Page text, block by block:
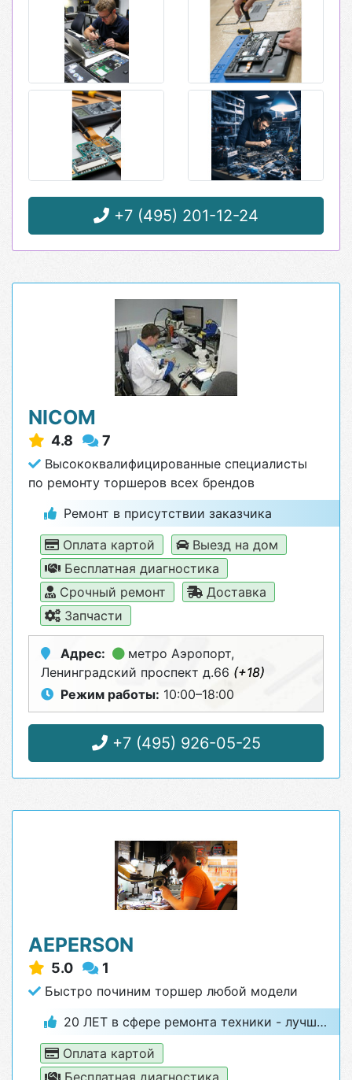
+7 (495) 201-12-24
NICOM
4.8 7
Высококвалифицированные специалисты
по ремонту торшеров всех брендов
Ремонт в присутствии заказчика
Оплата картой
Выезд на дом
Бесплатная диагностика
Срочный ремонт
Доставка
Запчасти
Адрес: метро Аэропорт,
Ленинградский проспект д.66 (+18)
Режим работы: 10:00–18:00
+7 (495) 926-05-25
AEPERSON
5.0 1
Быстро починим торшер любой модели
20 ЛЕТ в сфере ремонта техники - лучший гарант качества
Оплата картой
Бесплатная диагностика